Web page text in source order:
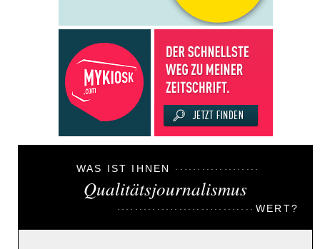
WAS IST IHNEN
Qualitätsjournalismus
WERT?